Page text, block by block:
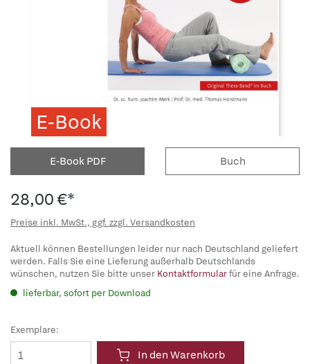
E-Book
E-Book PDF Buch
28,00 €*
Preise inkl. MwSt., ggf. zzgl. Versandkosten
Aktuell können Bestellungen leider nur nach Deutschland geliefert
werden. Falls Sie eine Lieferung außerhalb Deutschlands
wünschen, nutzen Sie bitte unser Kontaktformularfür eine Anfrage.
lieferbar, sofort per Download
Exemplare:
In den Warenkorb